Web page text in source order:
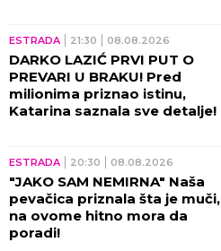
ESTRADA 21:30 08.08.2026
DARKO LAZIĆ PRVI PUT O
PREVARI U BRAKU! Pred
milionima priznao istinu,
Katarina saznala sve detalje!
ESTRADA 20:30 08.08.2026
"JAKO SAM NEMIRNA" Naša
pevačica priznala šta je muči,
na ovome hitno mora da
poradi!